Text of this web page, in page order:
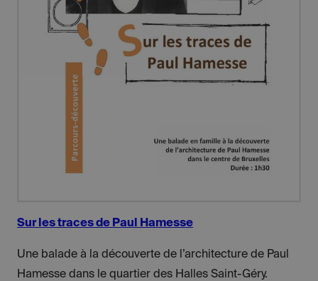
Sur les traces de Paul Hamesse
Une balade à la découverte de l’architecture de Paul
Hamesse dans le quartier des Halles Saint-Géry.